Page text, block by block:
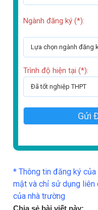
Ngành đăng ký (*):
Trình độ hiện tại (*):
* Thông tin đăng ký
mật và chỉ sử dụng liên
của nhà trường
Chia sẻ bài viết này: